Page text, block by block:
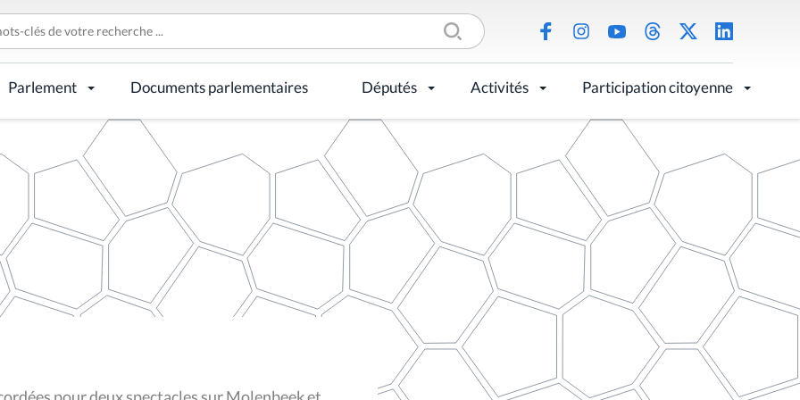
Parlement Documents parlementaires Députés Activités Participation citoyenne
pour deux spectacles sur Molenbeek et